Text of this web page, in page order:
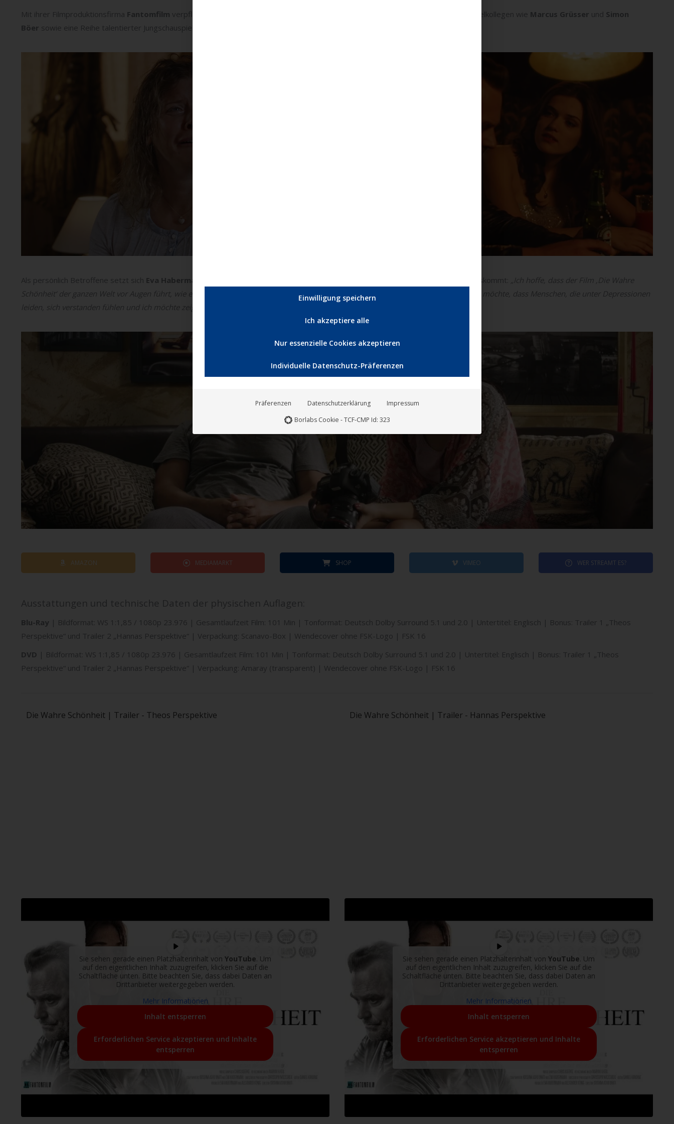
Mit ihrer Filmproduktionsfirma Fantomfilm verpflichtete ‘ weitere namhafte Schauspielkollegen wie Marcus Grüsser und Simon
Böer sowie eine Reihe talentierter Jungschauspieler wie
Als persönlich Betroffene setzt sich Eva Habermann dafür ein, dass das Thema Depressionen aus der öffentlichen Tabu-Ecke herauskommt:
„Ich hoffe, dass der Film ‚Die Wahre
Schönheit‘ der ganzen Welt vor Augen führt, wie es ist, eine Person zu sein, die geistig erschöpft und an Depressionen erkrankt ist. Ich möchte, dass Menschen, die unter Depressionen
leiden, sich verstanden fühlen und ich möchte zeigen, wie schwer es für die Angehörigen ist, damit umzugehen.“
AMAZON MEDIAMARKT SHOP VIMEO WER STREAMT ES?
Ausstattungen und technische Daten der physischen Auflagen:
Blu-Ray | Bildformat: WS 1:1,85 / 1080p 23.976 | Gesamtlaufzeit Film: 101 Min | Tonformat: Deutsch Dolby Surround 5.1 und 2.0 | Untertitel: Englisch | Bonus: Trailer 1 „Theos
Perspektive“ und Trailer 2 „Hannas Perspektive“ | Verpackung: Scanavo-Box | Wendecover ohne FSK-Logo | FSK 16
DVD | Bildformat: WS 1:1,85 / 1080p 23.976 | Gesamtlaufzeit Film: 101 Min | Tonformat: Deutsch Dolby Surround 5.1 und 2.0 | Untertitel: Englisch | Bonus: Trailer 1 „Theos
Perspektive“ und Trailer 2 „Hannas Perspektive“ | Verpackung: Amaray (transparent) | Wendecover ohne FSK-Logo | FSK 16
Die Wahre Schönheit | Trailer - Theos Perspektive
Sie sehen gerade einen Platzhalterinhalt von YouTube. Um
auf den eigentlichen Inhalt zuzugreifen, klicken Sie auf die
Schaltfläche unten. Bitte beachten Sie, dass dabei Daten an
Drittanbieter weitergegeben werden.
Mehr Informationen
Inhalt entsperren
Erforderlichen Service akzeptieren und Inhalte
entsperren
Die Wahre Schönheit | Trailer - Hannas Perspektive
Sie sehen gerade einen Platzhalterinhalt von YouTube. Um
auf den eigentlichen Inhalt zuzugreifen, klicken Sie auf die
Schaltfläche unten. Bitte beachten Sie, dass dabei Daten an
Drittanbieter weitergegeben werden.
Mehr Informationen
Inhalt entsperren
Erforderlichen Service akzeptieren und Inhalte
entsperren
Einwilligung speichern
Ich akzeptiere alle
Nur essenzielle Cookies akzeptieren
Individuelle Datenschutz-Präferenzen
Präferenzen Datenschutzerklärung
Impressum
Borlabs Cookie - TCF-CMP Id: 323